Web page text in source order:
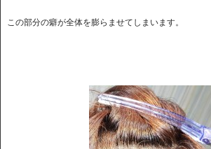
この部分の癖が全体を膨らませてしまいます。